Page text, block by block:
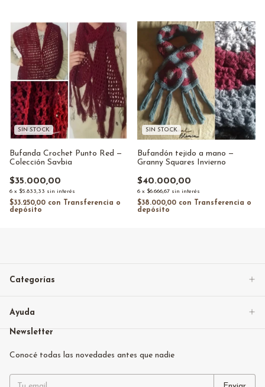
1 /2
SIN STOCK
Bufanda Crochet Punto Red —
Colección Savbia
$35.000,00
6 x $5.833,33 sin interés
$33.250,00 con
Transferencia o
depósito
1/ 4
SIN STOCK
Bufandón tejido a mano —
Granny Squares Invierno
$40.000,00
6 x $6.666,67 sin interés
$38.000,00 con
Transferencia o
depósito
Categorías
Ayuda
Newsletter
Conocé todas las novedades antes que nadie